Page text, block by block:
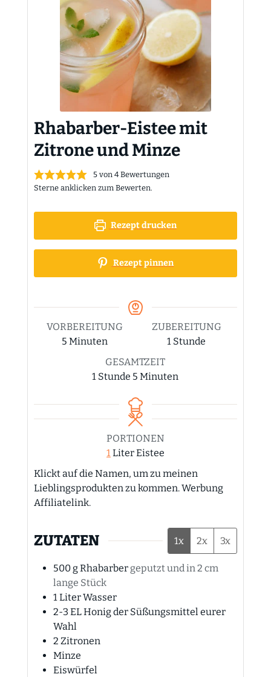
Rhabarber-Eistee mit
Zitrone und Minze
5von 4Bewertungen
Sterne anklicken zum Bewerten.
Rezept drucken
Rezept pinnen
VORBEREITUNG
5Minuten
Minuten
ZUBEREITUNG
1 Stunde
Stunde
GESAMTZEIT
1 Stunde
Stunde 5 Minuten
Minuten
PORTIONEN
1Liter Eistee
Klickt auf die Namen, um zu meinen
Lieblingsprodukten zu kommen. Werbung
Affiliatelink.
ZUTATEN 1x 2x 3x
500gRhabarber geputzt und in 2 cm
lange Stück
1LiterWasser
2-3 ELHonig der Süßungsmittel eurer
Wahl
2 Zitronen
Minze
Eiswürfel